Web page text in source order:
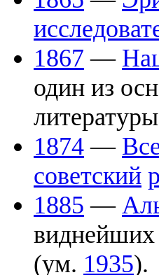
1867 —
один из
1874 —
советский
1885 —
виднейших
(ум. 1935).